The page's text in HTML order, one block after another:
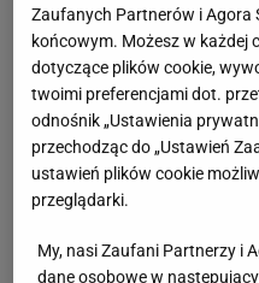
Zaufanych Partnerów i Agora
końcowym. Możesz w każdej
dotyczące plików cookie,
twoimi preferencjami dot.
odnośnik „Ustawienia
przechodząc do „Ustawień
ustawień plików cookie
przeglądarki.
My, nasi Zaufani Partnerzy i
dane osobowe w